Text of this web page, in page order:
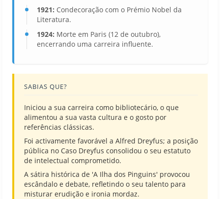
1921: Condecoração com o Prémio Nobel da
Literatura.
1924: Morte em Paris (12 de outubro),
encerrando uma carreira influente.
SABIAS QUE?
Iniciou a sua carreira como bibliotecário, o que
alimentou a sua vasta cultura e o gosto por
referências clássicas.
Foi activamente favorável a Alfred Dreyfus; a posição
pública no Caso Dreyfus consolidou o seu estatuto
de intelectual comprometido.
A sátira histórica de 'A Ilha dos Pinguins' provocou
escândalo e debate, refletindo o seu talento para
misturar erudição e ironia mordaz.